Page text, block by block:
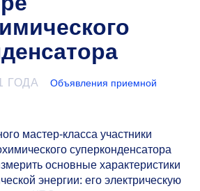
ГОДА
Объявления приемной
мастер-класса участники
суперконденсатора
основные характеристики
энергии: его электрическую